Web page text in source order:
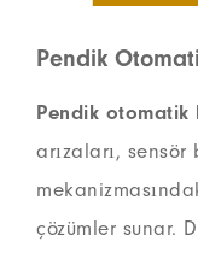
Pendik
Pendik otomatik
arızaları, sensör
çözümler sunar.